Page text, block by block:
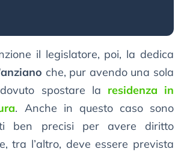
il legislatore, poi, la dedica
che, pur avendo una sola
spostare la residenza in
. Anche in questo caso sono
ben precisi per avere diritto
tra l’altro, deve essere prevista